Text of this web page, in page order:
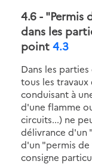
4.6 - "Permis
dans les
point 4.3
Dans les
tous les
conduisant à
d'une flamme
circuits...) ne
délivrance d'un
d'un "permis de
consigne